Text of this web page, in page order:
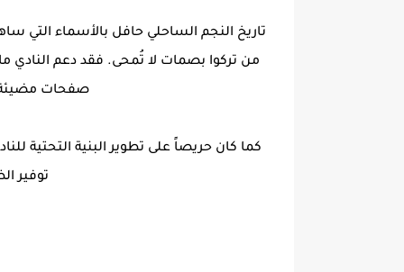
تاريخ النجم الساحلي حافل بالأسماء التي
من تركوا بصمات لا تُمحى. فقد دعم النادي
صفحات مضيئة
كما كان حريصاً على تطوير البنية التحتية
توفير